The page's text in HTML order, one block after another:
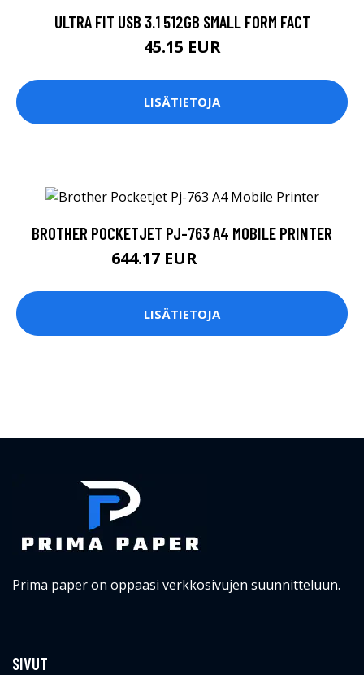
ULTRA FIT USB 3.1 512GB SMALL FORM FACT
45.15 EUR
LISÄTIETOJA
BROTHER POCKETJET PJ-763 A4 MOBILE PRINTER
644.17 EUR
LISÄTIETOJA
Prima paper on oppaasi verkkosivujen suunnitteluun.
SIVUT